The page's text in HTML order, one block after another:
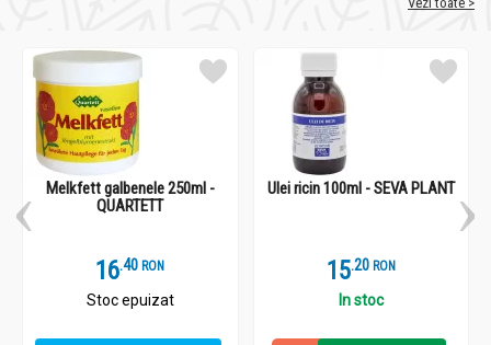
Melkfett galbenele 250ml -
QUARTETT
16.4 RON
Stoc epuizat
Ulei ricin 100ml - SEVA PLANT
15.2 RON
In stoc